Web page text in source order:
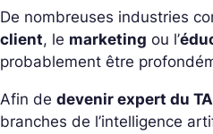
De nombreuses industries
client, le marketing ou l’
probablement être
Afin de devenir expert du
branches de l’intelligence